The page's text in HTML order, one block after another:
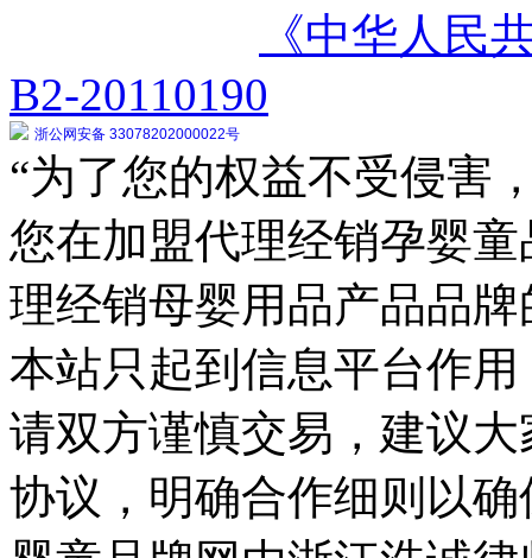
《中华人民
B2-20110190
浙公网安备 33078202000022号
“为了您的权益不受侵害
您在加盟代理经销孕婴
理经销母婴用品产品品
本站只起到信息平台作
请双方谨慎交易，建议
协议，明确合作细则以